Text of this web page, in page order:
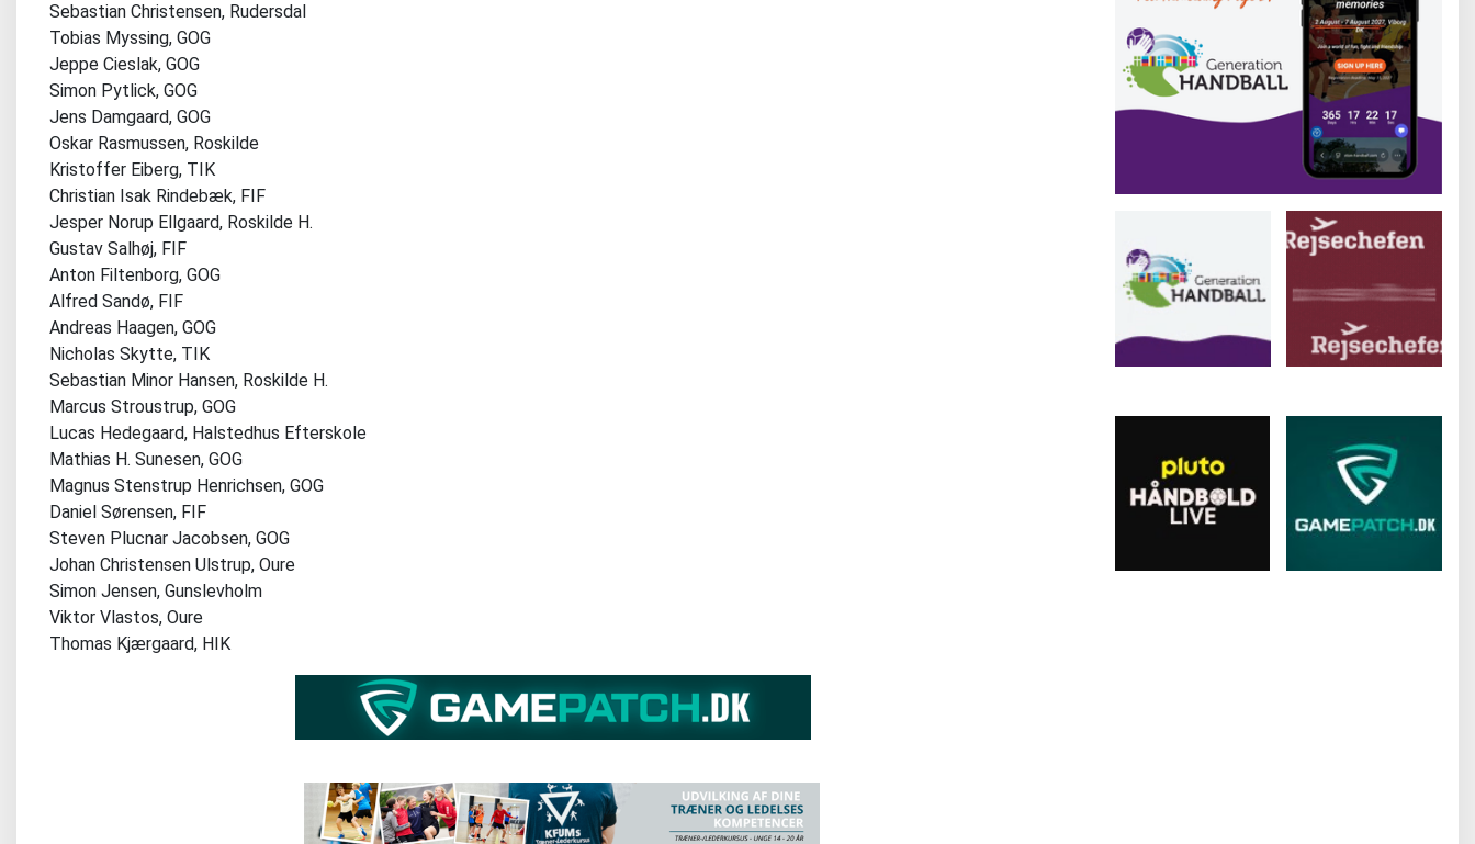
Sebastian Christensen, Rudersdal
Tobias Myssing, GOG
Jeppe Cieslak, GOG
Simon Pytlick, GOG
Jens Damgaard, GOG
Oskar Rasmussen, Roskilde
Kristoffer Eiberg, TIK
Christian Isak Rindebæk, FIF
Jesper Norup Ellgaard, Roskilde H.
Gustav Salhøj, FIF
Anton Filtenborg, GOG
Alfred Sandø, FIF
Andreas Haagen, GOG
Nicholas Skytte, TIK
Sebastian Minor Hansen, Roskilde H.
Marcus Stroustrup, GOG
Lucas Hedegaard, Halstedhus Efterskole
Mathias H. Sunesen, GOG
Magnus Stenstrup Henrichsen, GOG
Daniel Sørensen, FIF
Steven Plucnar Jacobsen, GOG
Johan Christensen Ulstrup, Oure
Simon Jensen, Gunslevholm
Viktor Vlastos, Oure
Thomas Kjærgaard, HIK